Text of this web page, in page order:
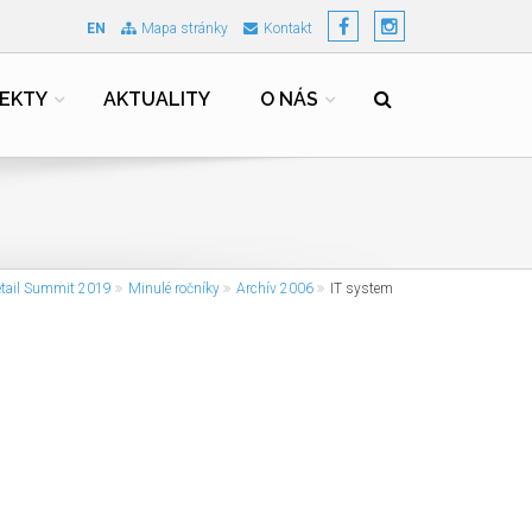
EN Mapa stránky Kontakt
AKTUALITY O NÁS
Summit 2019 Minulé ročníky Archív 2006 IT system